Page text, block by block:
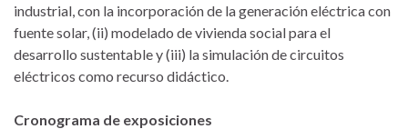
industrial, con la incorporación de la generación eléctrica con
fuente solar, (ii) modelado de vivienda social para el
desarrollo sustentable y (iii) la simulación de circuitos
eléctricos como recurso didáctico.
Cronograma de exposiciones